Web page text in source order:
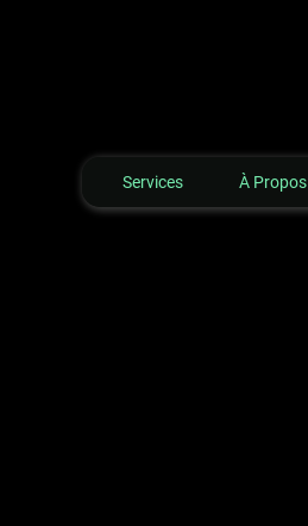
Services À Propos